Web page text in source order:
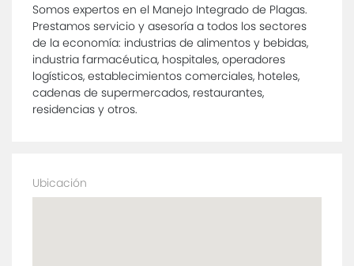
Somos expertos en el Manejo Integrado de Plagas.
Prestamos servicio y asesoría a todos los sectores
de la economía: industrias de alimentos y bebidas,
industria farmacéutica, hospitales, operadores
logísticos, establecimientos comerciales, hoteles,
cadenas de supermercados, restaurantes,
residencias y otros.
Ubicación